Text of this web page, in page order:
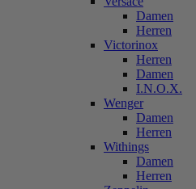
Damen
Herren
Victorinox
Herren
Damen
I.N.O.X.
Wenger
Damen
Herren
Withings
Damen
Herren